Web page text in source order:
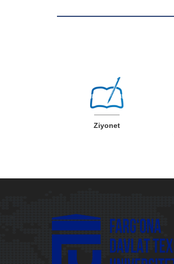
Ziyonet